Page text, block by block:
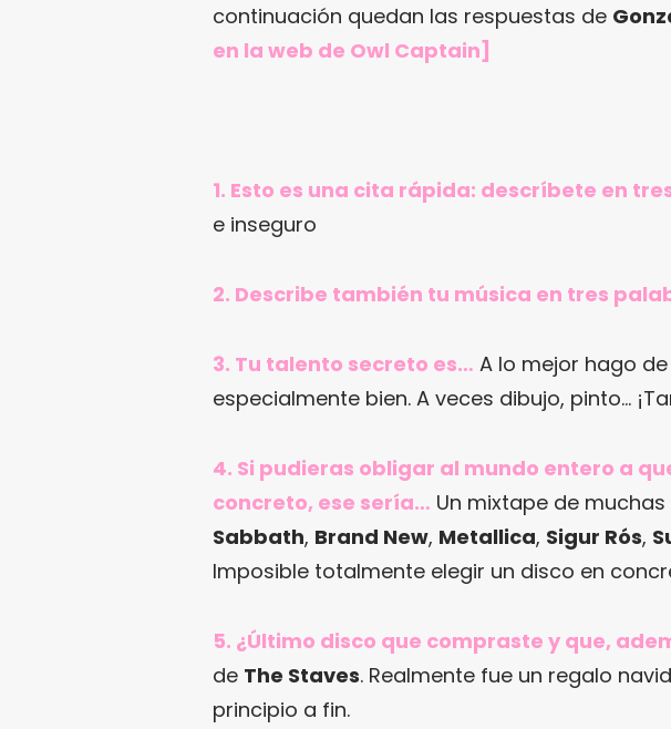
continuación quedan las respuestas de
en la web de Owl Captain]
1. Esto es una cita rápida: descríbete en
e inseguro
2. Describe también tu música en tres
3. Tu talento secreto es… A lo mejor hago
especialmente bien. A veces dibujo, pinto…
4. Si pudieras obligar al mundo entero a
concreto, ese sería… Un mixtape de
Sabbath, Brand New, Metallica, Sigur Rós,
Imposible totalmente elegir un disco en
5. ¿Último disco que compraste y que,
de The Staves. Realmente fue un regalo
principio a fin.